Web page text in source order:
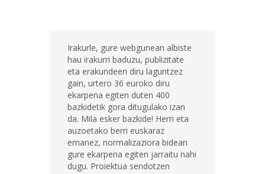
Irakurle, gure webgunean albiste
hau irakurri baduzu, publizitate
eta erakundeen diru laguntzez
gain, urtero 36 euroko diru
ekarpena egiten duten 400
bazkidetik gora ditugulako izan
da. Mila esker bazkide! Herri eta
auzoetako berri euskaraz
emanez, normalizaziora bidean
gure ekarpena egiten jarraitu nahi
dugu. Proiektua sendotzen